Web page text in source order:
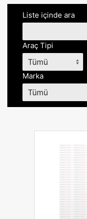
Liste içinde ara
Araç Tipi
Marka